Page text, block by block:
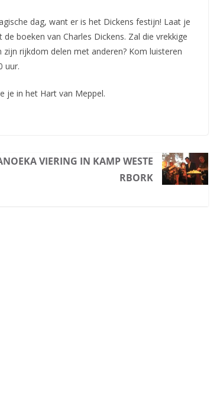
dag, want er is het Dickens festijn! Laat je
boeken van Charles Dickens. Zal die vrekkige
rijkdom delen met anderen? Kom luisteren
uur.
je in het Hart van Meppel.
VIERING IN KAMP WESTE
RBORK